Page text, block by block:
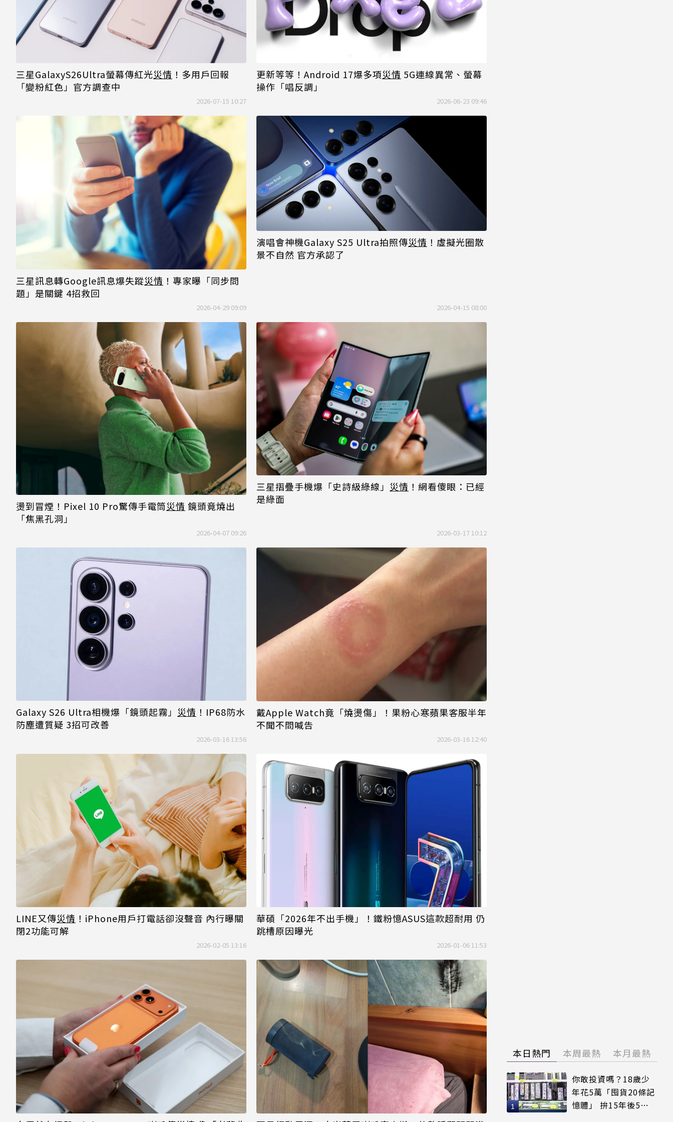
三星GalaxyS26Ultra螢幕傳紅光災情 ！多用戶回報
「變粉紅色」官方調查中
2026-07-15 10:27
更新等等！Android 17爆多項災情 5G連線異常、螢幕
操作「唱反調」
2026-06-23 09:46
三星訊息轉Google訊息爆失蹤災情 ！專家曝「同步問
題」是關鍵 4招救回
2026-04-29 09:09
演唱會神機Galaxy S25 Ultra拍照傳災情 ！虛擬光圈散
景不自然 官方承認了
2026-04-15 08:00
燙到冒煙！Pixel 10 Pro驚傳手電筒災情 鏡頭竟燒出
「焦黑孔洞」
2026-04-07 09:26
三星摺疊手機爆「史詩級綠線」 災情 ！網看傻眼：已經
是綠面
2026-03-17 10:12
Galaxy S26 Ultra相機爆「鏡頭起霧」 災情 ！IP68防水
防塵遭質疑 3招可改善
2026-03-16 13:56
戴Apple Watch竟「燒燙傷」！果粉心寒蘋果客服半年
不聞不問喊告
2026-03-16 12:40
LINE又傳災情 ！iPhone用戶打電話卻沒聲音 內行曝關
閉2功能可解
2026-02-05 13:16
華碩「2026年不出手機」！鐵粉憶ASUS這款超耐用 仍
跳槽原因曝光
2026-01-06 11:53
本日熱門 本周最熱 本月最熱
你敢投資嗎？18歲少
年花5萬「囤貨20條記
憶體」 拚15年後5倍